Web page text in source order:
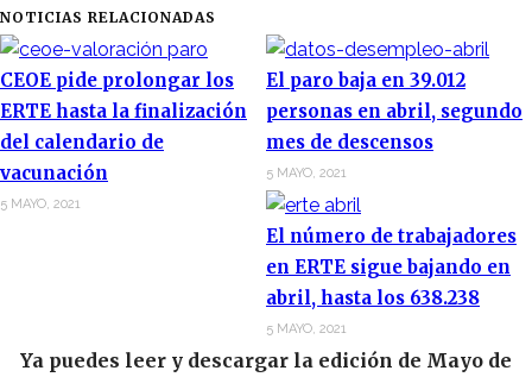
NOTICIAS RELACIONADAS
CEOE pide prolongar los
ERTE hasta la finalización
del calendario de
vacunación
5 MAYO, 2021
El paro baja en 39.012
personas en abril, segundo
mes de descensos
5 MAYO, 2021
El número de trabajadores
en ERTE sigue bajando en
abril, hasta los 638.238
5 MAYO, 2021
Ya puedes leer y descargar la edición de Mayo de